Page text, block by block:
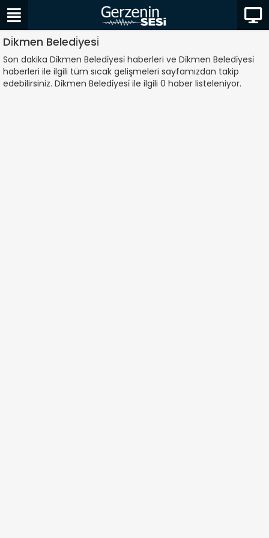
Di̇kmen Beledi̇yesi̇
Son dakika Di̇kmen Beledi̇yesi̇ haberleri ve Di̇kmen Beledi̇yesi̇
haberleri ile ilgili tüm sıcak gelişmeleri sayfamızdan takip
edebilirsiniz. Di̇kmen Beledi̇yesi̇ ile ilgili 0 haber listeleniyor.